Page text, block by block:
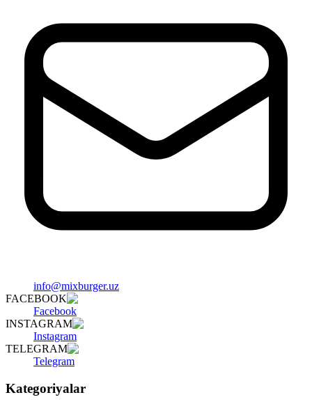
info@mixburger.uz
FACEBOOK
Facebook
INSTAGRAM
Instagram
TELEGRAM
Telegram
Kategoriyalar